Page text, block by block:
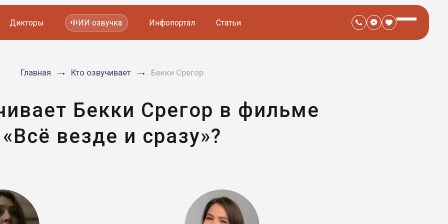
Мультфильмов
Дикторы ИИ озвучка Инфопортал Статьи
Главная Кто озвучивает Бекки Срегор
Бекки Срегор в фильме
«Всё везде и сразу»?